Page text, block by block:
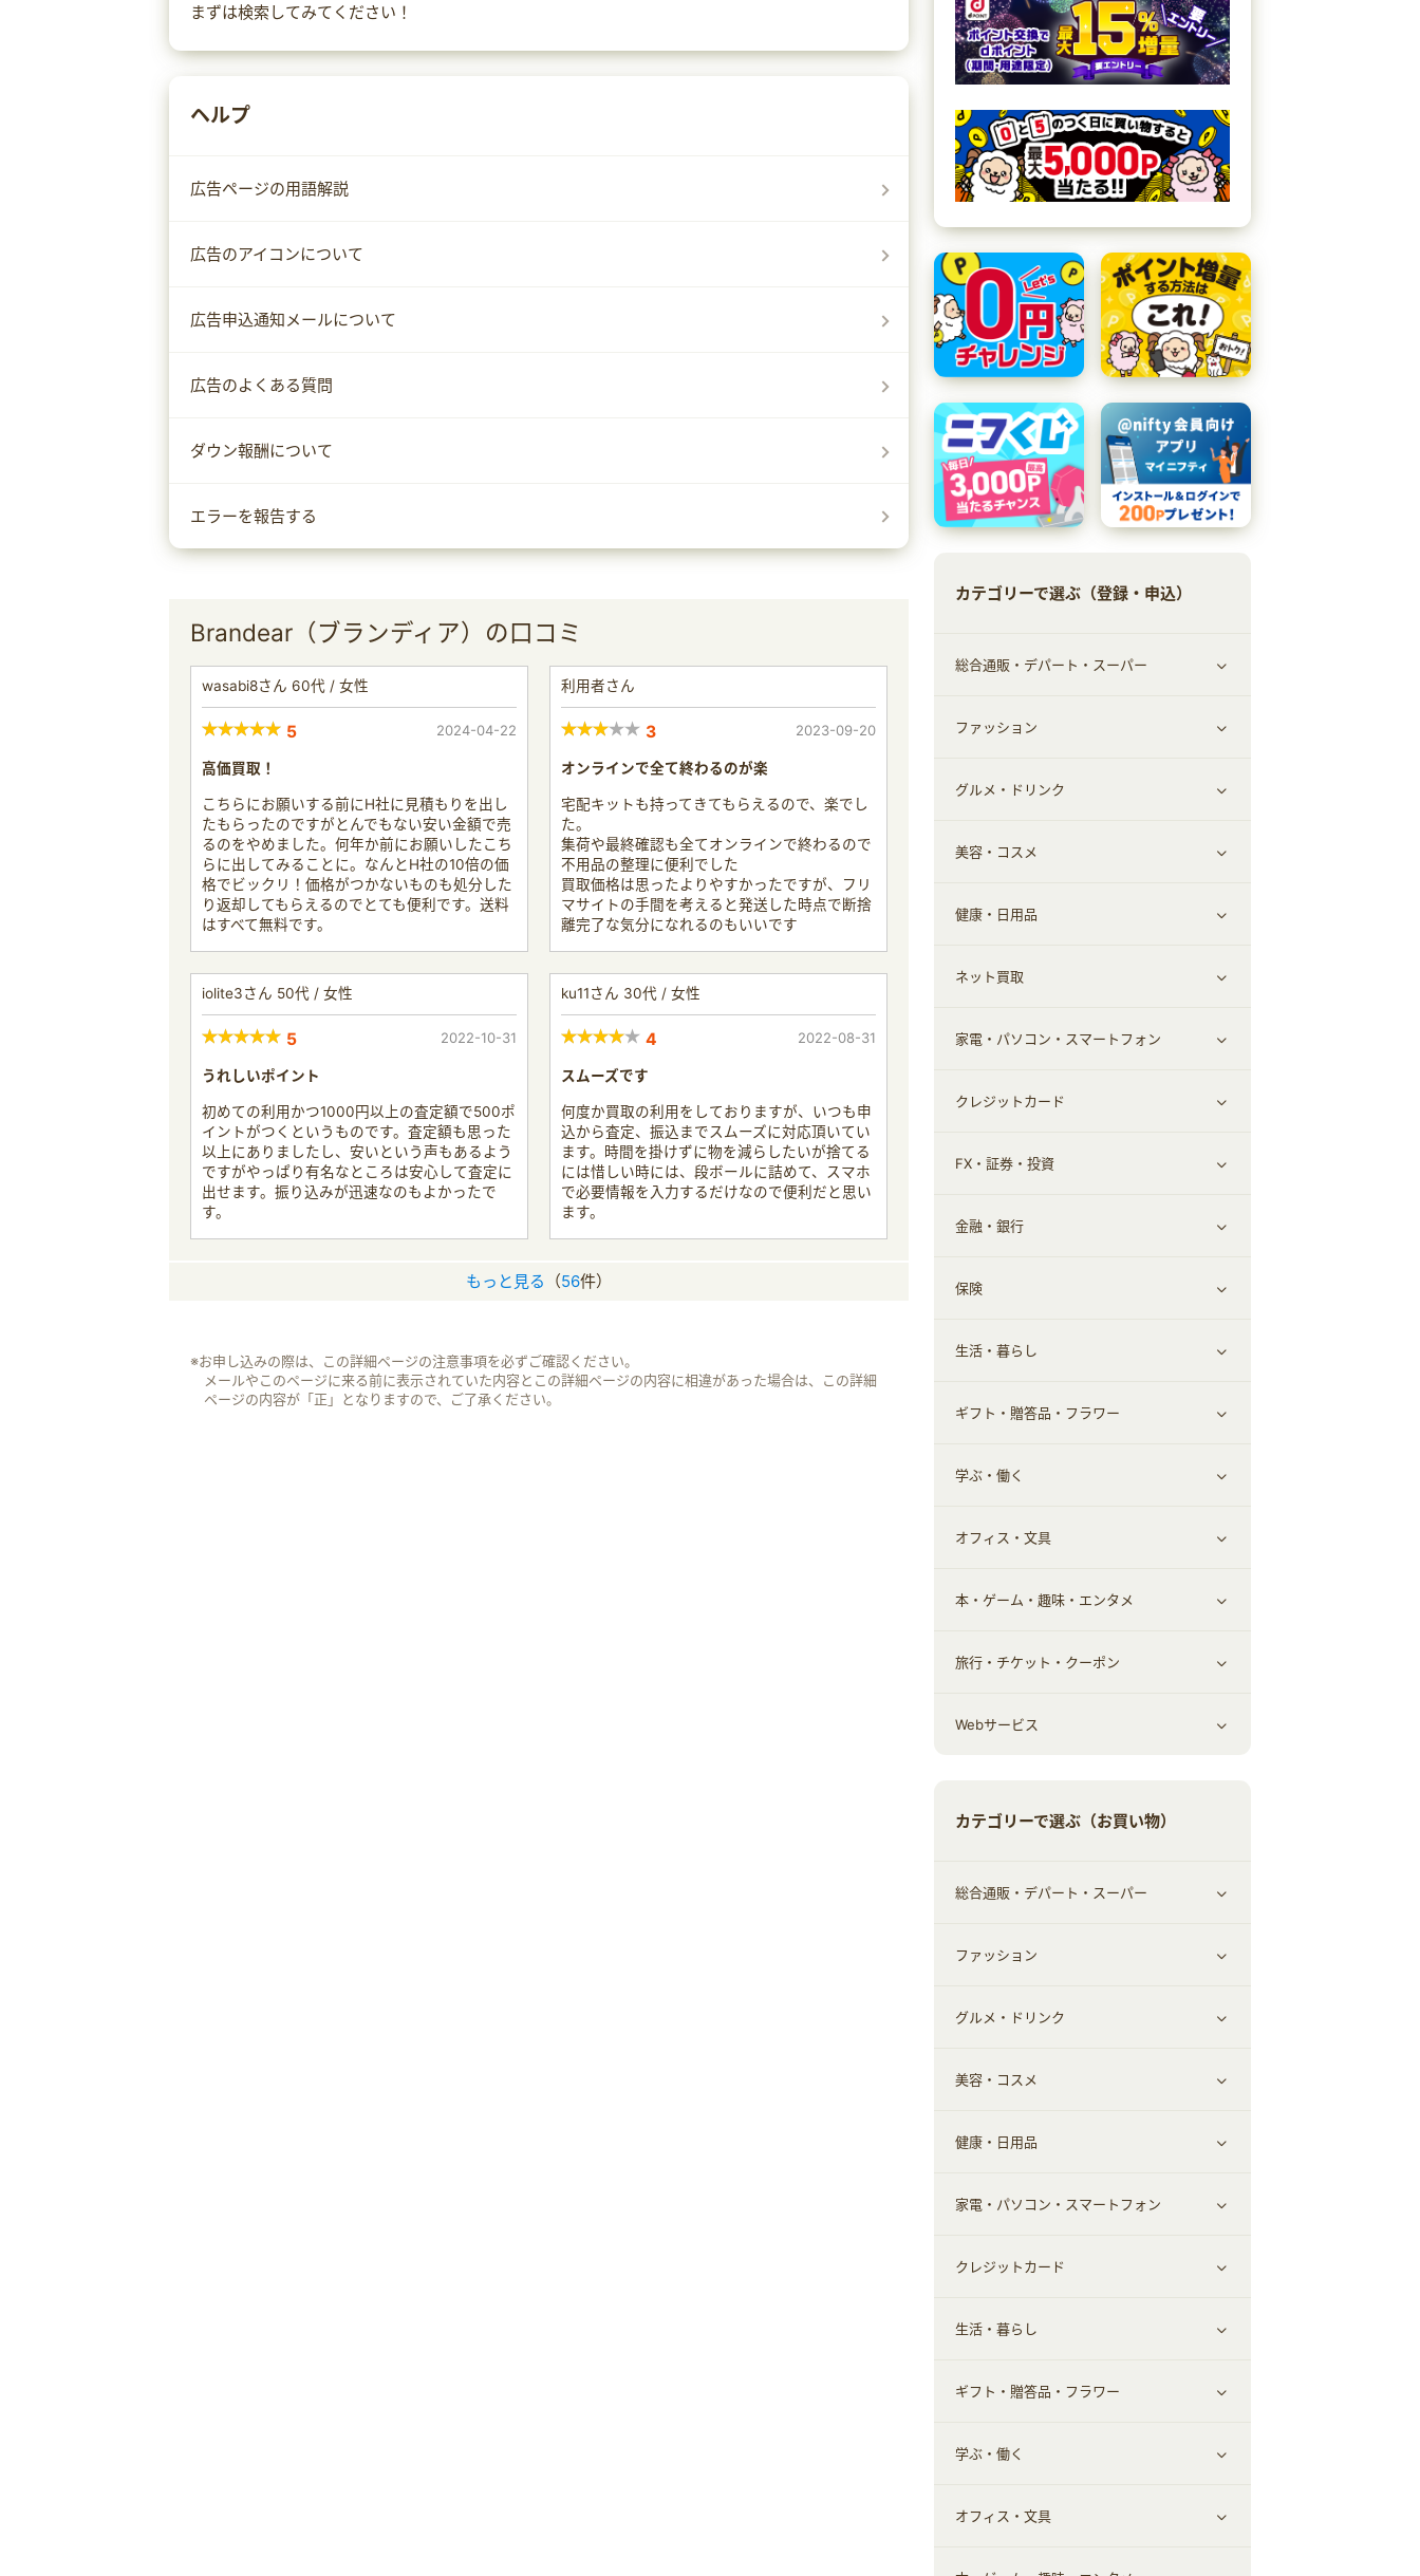
まずは検索してみてください！
ヘルプ
広告ページの用語解説
広告のアイコンについて
広告申込通知メールについて
広告のよくある質問
ダウン報酬について
エラーを報告する
Brandear（ブランディア）の口コミ
wasabi8さん 60代 / 女性
5 2024-04-22
高価買取！
こちらにお願いする前にH社に見積もりを出し
たもらったのですがとんでもない安い金額で売
るのをやめました。何年か前にお願いしたこち
らに出してみることに。なんとH社の10倍の価
格でビックリ！価格がつかないものも処分した
り返却してもらえるのでとても便利です。送料
はすべて無料です。
利用者さん
3 2023-09-20
オンラインで全て終わるのが楽
宅配キットも持ってきてもらえるので、楽でし
た。
集荷や最終確認も全てオンラインで終わるので
不用品の整理に便利でした
買取価格は思ったよりやすかったですが、フリ
マサイトの手間を考えると発送した時点で断捨
離完了な気分になれるのもいいです
iolite3さん 50代 / 女性
5 2022-10-31
うれしいポイント
初めての利用かつ1000円以上の査定額で500ポ
イントがつくというものです。査定額も思った
以上にありましたし、安いという声もあるよう
ですがやっぱり有名なところは安心して査定に
出せます。振り込みが迅速なのもよかったで
す。
ku11さん 30代 / 女性
4 2022-08-31
スムーズです
何度か買取の利用をしておりますが、いつも申
込から査定、振込までスムーズに対応頂いてい
ます。時間を掛けずに物を減らしたいが捨てる
には惜しい時には、段ボールに詰めて、スマホ
で必要情報を入力するだけなので便利だと思い
ます。
もっと見る （56件）
※お申し込みの際は、この詳細ページの注意事項を必ずご確認ください。
メールやこのページに来る前に表示されていた内容とこの詳細ページの内容に相違があった場合は、この詳細
ページの内容が「正」となりますので、ご了承ください。
カテゴリーで選ぶ（登録・申込）
総合通販・デパート・スーパー
すべて見る
総合通販
ファッション
すべて見る
ファッション
インナー・下着
スーツ・フォーマル
グルメ・ドリンク
すべて見る
グルメ
お酒
食材宅配
ウォーターサーバー
美容・コスメ
すべて見る
ヘアケア
エステ・サロン
メンズ美容
健康・日用品
すべて見る
スポーツ・フィットネス
日用品・薬局・からだ
ネット買取
すべて見る
ネット買取
家電・パソコン・スマートフォン
すべて見る
家電・パソコン・ソフトウェア
通信・レンタルサーバー
スマホ・携帯電話・SIM
定額制有料コンテンツ
クレジットカード
すべて見る
クレジットカード
FX・証券・投資
すべて見る
証券
仮想通貨
その他投資
金融・銀行
銀行・ネット銀行
キャッシング・ローン
その他金融
保険
すべて見る
保険相談・面談
生活・暮らし
すべて見る
住まい・暮らし
不動産
引越し
エコ・エネルギー
車情報・カーシェア・レンタル
ギフト・贈答品・フラワー
すべて見る
ギフト・贈答品
学ぶ・働く
すべて見る
習い事・学習・学校
仕事・転職
オフィス・文具
すべて見る
オフィス・文具
本・ゲーム・趣味・エンタメ
すべて見る
ゲーム・趣味
旅行・チケット・クーポン
すべて見る
Webサービス
カテゴリーで選ぶ（お買い物）
総合通販・デパート・スーパー
すべて見る
総合通販
デパート・スーパー
ファッション
すべて見る
ファッション
インナー・下着
靴・フットウェア
小物・かばん
スーツ・フォーマル
グルメ・ドリンク
すべて見る
グルメ
ドリンク
お酒
食材宅配
美容・コスメ
すべて見る
スキンケア
メイクアップ
ヘアケア
メンズ美容
美容・ダイエット用品
脱毛用品
健康・日用品
すべて見る
健康食品｜青汁・飲料
健康食品｜乳酸菌・ケフィア
健康食品｜その他
スポーツ・フィットネス
日用品・薬局・からだ
家電・パソコン・スマートフォン
すべて見る
家電・パソコン・ソフトウェア
スマホ・携帯電話・SIM
クレジットカード
すべて見る
クレジットカード
生活・暮らし
すべて見る
車情報・カーシェア・レンタル
お役立ち
ギフト・贈答品・フラワー
すべて見る
ギフト・贈答品
学ぶ・働く
すべて見る
オフィス・文具